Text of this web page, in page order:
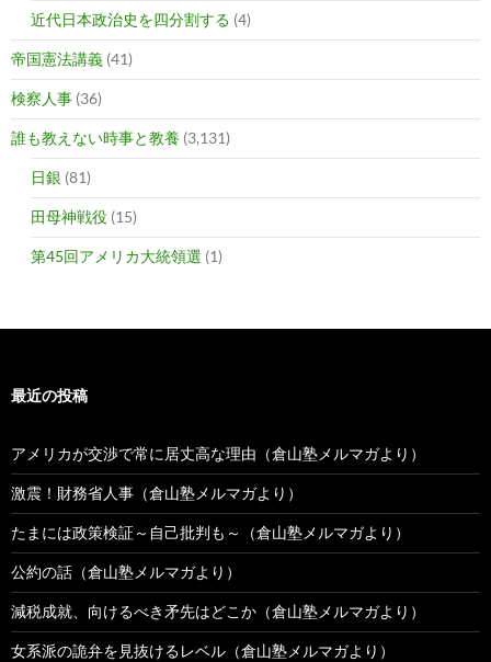
近代日本政治史を四分割する (4)
帝国憲法講義 (41)
検察人事 (36)
誰も教えない時事と教養 (3,131)
日銀 (81)
田母神戦役 (15)
第45回アメリカ大統領選 (1)
最近の投稿
アメリカが交渉で常に居丈高な理由（倉山塾メルマガより）
激震！財務省人事（倉山塾メルマガより）
たまには政策検証～自己批判も～（倉山塾メルマガより）
公約の話（倉山塾メルマガより）
減税成就、向けるべき矛先はどこか（倉山塾メルマガより）
女系派の詭弁を見抜けるレベル（倉山塾メルマガより）